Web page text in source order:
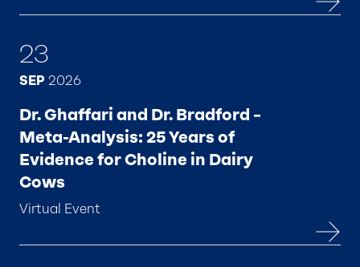
23
SEP 2026
Dr. Ghaffari and Dr. Bradford –
Meta-Analysis: 25 Years of
Evidence for Choline in Dairy
Cows
Virtual Event